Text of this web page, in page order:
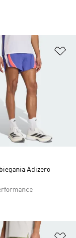
życzeń
Adizero
życzeń